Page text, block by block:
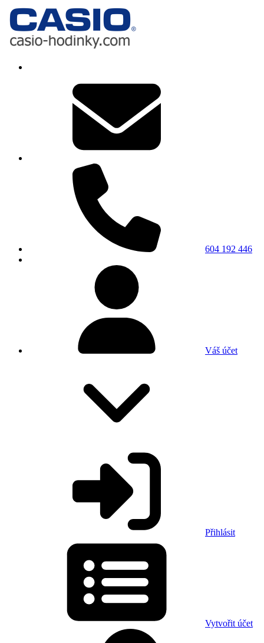
604 192 446
Váš účet
Přihlásit
Vytvořit účet